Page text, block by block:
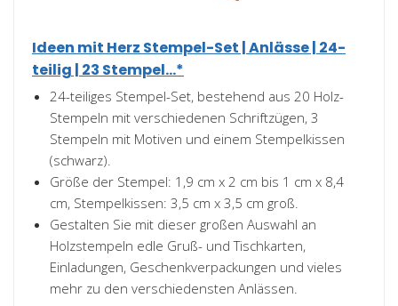
Ideen mit Herz Stempel-Set | Anlässe | 24-
teilig | 23 Stempel...*
24-teiliges Stempel-Set, bestehend aus 20 Holz-
Stempeln mit verschiedenen Schriftzügen, 3
Stempeln mit Motiven und einem Stempelkissen
(schwarz).
Größe der Stempel: 1,9 cm x 2 cm bis 1 cm x 8,4
cm, Stempelkissen: 3,5 cm x 3,5 cm groß.
Gestalten Sie mit dieser großen Auswahl an
Holzstempeln edle Gruß- und Tischkarten,
Einladungen, Geschenkverpackungen und vieles
mehr zu den verschiedensten Anlässen.